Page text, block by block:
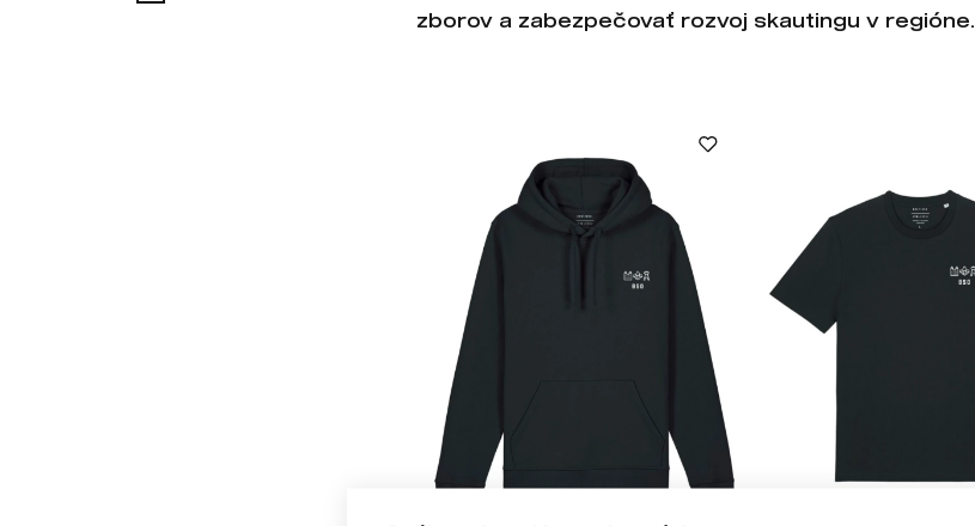
zborov a zabezpečovať rozvoj skautingu v regióne.